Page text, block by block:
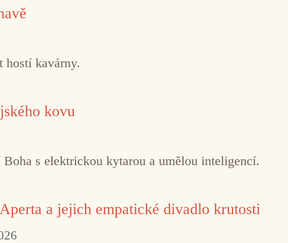
hostí kavárny.
kovu
s elektrickou kytarou a umělou inteligencí.
a jejich empatické divadlo krutosti